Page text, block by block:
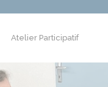
Atelier Participatif